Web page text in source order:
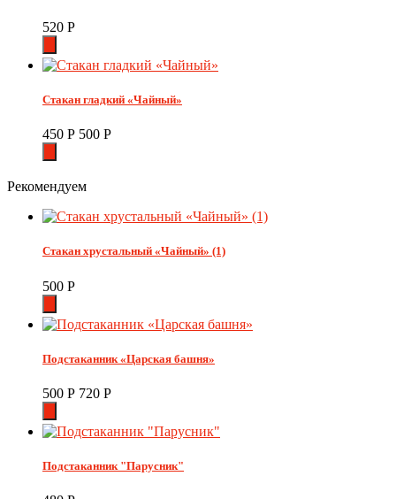
520 Р
Стакан гладкий «Чайный»
450 Р 500 Р
Рекомендуем
Стакан хрустальный «Чайный» (1)
500 Р
Подстаканник «Царская башня»
500 Р 720 Р
Подстаканник "Парусник"